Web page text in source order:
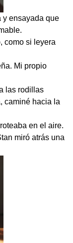
y ensayada que
si leyera
Mi propio
las rodillas
caminé hacia la
en el aire.
miró atrás una